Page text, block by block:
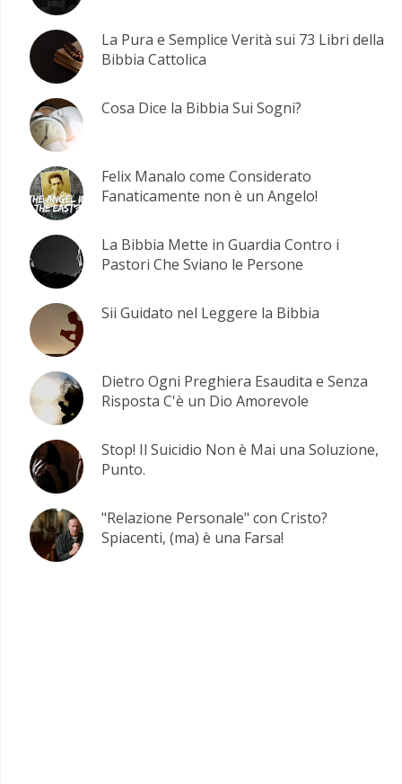
La Pura e Semplice Verità sui 73 Libri della
Bibbia Cattolica
Cosa Dice la Bibbia Sui Sogni?
Felix Manalo come Considerato
Fanaticamente non è un Angelo!
La Bibbia Mette in Guardia Contro i
Pastori Che Sviano le Persone
Sii Guidato nel Leggere la Bibbia
Dietro Ogni Preghiera Esaudita e Senza
Risposta C'è un Dio Amorevole
Stop! Il Suicidio Non è Mai una Soluzione,
Punto.
"Relazione Personale" con Cristo?
Spiacenti, (ma) è una Farsa!